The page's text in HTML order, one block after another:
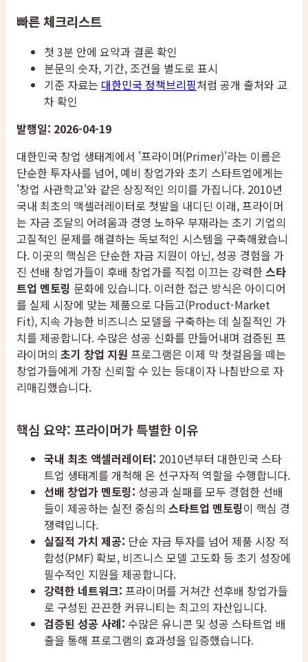
빠른 체크리스트
첫 3분 안에 요약과 결론 확인
본문의 숫자, 기간, 조건을 별도로 표시
기준 자료는 대한민국 정책브리핑처럼 공개 출처와 교
차 확인
발행일: 2026-04-19
대한민국 창업 생태계에서 '프라이머(Primer)'라는 이름은
단순한 투자사를 넘어, 예비 창업가와 초기 스타트업에게는
'창업 사관학교'와 같은 상징적인 의미를 가집니다. 2010년
국내 최초의 액셀러레이터로 첫발을 내디딘 이래, 프라이머
는 자금 조달의 어려움과 경영 노하우 부재라는 초기 기업의
고질적인 문제를 해결하는 독보적인 시스템을 구축해왔습니
다. 이곳의 핵심은 단순한 자금 지원이 아닌, 성공 경험을 가
진 선배 창업가들이 후배 창업가를 직접 이끄는 강력한스타
트업 멘토링 문화에 있습니다. 이러한 접근 방식은 아이디어
를 실제 시장에 맞는 제품으로 다듬고(Product-Market
Fit), 지속 가능한 비즈니스 모델을 구축하는 데 실질적인 가
치를 제공합니다. 수많은 성공 신화를 만들어내며 검증된 프
라이머의 초기 창업 지원 프로그램은 이제 막 첫걸음을 떼는
창업가들에게 가장 신뢰할 수 있는 등대이자 나침반으로 자
리매김했습니다.
핵심 요약: 프라이머가 특별한 이유
국내 최초 액셀러레이터: 2010년부터 대한민국 스타
트업 생태계를 개척해 온 선구자적 역할을 수행합니다.
선배 창업가 멘토링: 성공과 실패를 모두 경험한 선배
들이 제공하는 실전 중심의 스타트업 멘토링이 핵심 경
쟁력입니다.
실질적 가치 제공: 단순 자금 투자를 넘어 제품 시장 적
합성(PMF) 확보, 비즈니스 모델 고도화 등 초기 성장에
필수적인 지원을 제공합니다.
강력한 네트워크: 프라이머를 거쳐간 선후배 창업가들
로 구성된 끈끈한 커뮤니티는 최고의 자산입니다.
검증된 성공 사례: 수많은 유니콘 및 성공 스타트업 배
출을 통해 프로그램의 효과성을 입증했습니다.